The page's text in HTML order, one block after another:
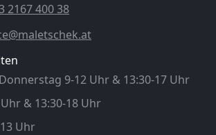
2167 400 38
9-12 Uhr & 13:30-17 Uhr
& 13:30-18 Uhr
Uhr